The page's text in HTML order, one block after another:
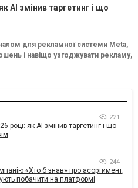
AI змінив таргетинг і що
для рекламної системи Meta,
і навіщо узгоджувати рекламу,
221
році: як AI змінив таргетинг і що
244
«Хто б знав» про асортимент,
побачити на платформі